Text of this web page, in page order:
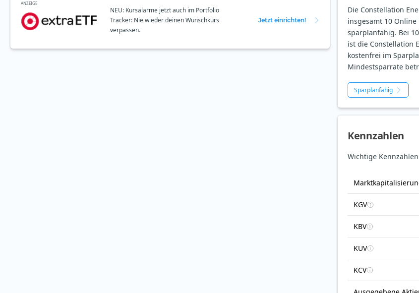
ANZEIGE
NEU: Kursalarme jetzt auch im Portfolio
Tracker: Nie wieder deinen Wunschkurs
verpassen.
Jetzt einrichten!
Die Constellation
insgesamt 10 Online
sparplanfähig. Bei
ist die Constellation
kostenfrei im
Mindestsparrate
Sparplanfähig
Kennzahlen
Wichtige
KGV
KBV
KUV
KCV